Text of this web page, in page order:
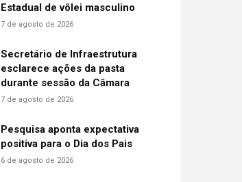
Estadual de vôlei masculino
7 de agosto de 2026
Secretário de Infraestrutura
esclarece ações da pasta
durante sessão da Câmara
7 de agosto de 2026
Pesquisa aponta expectativa
positiva para o Dia dos Pais
6 de agosto de 2026